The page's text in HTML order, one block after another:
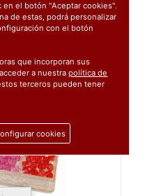
en el botón "Aceptar cookies".
de estas, podrá personalizar
con el botón
que incorporan sus
a nuestrapolítica de
terceros pueden tener
cookies